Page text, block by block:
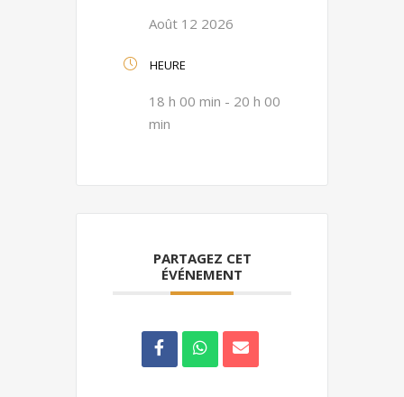
Août 12 2026
HEURE
18 h 00 min - 20 h 00
min
PARTAGEZ CET
ÉVÉNEMENT